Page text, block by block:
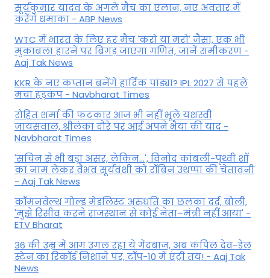
सूर्यकुमार यादव के अगले मैच का एलान, नए अवतार में
करेंगे धमाका - ABP News
WTC में भारत के लिए हर मैच 'करो या मरो' जैसा, एक भी
मुकाबला हारने पर बिगड़ जाएगा गण‍ित, जानें समीकरण -
Aaj Tak News
KKR के नए कप्तान बनेंगे हार्दिक पांड्या? IPL 2027 से पहले
मचा हड़कंप - Navbharat Times
रोहित शर्मा की फटकार आज भी नहीं भूले यशस्वी
जायसवाल, श्रीलंका दौरे पर आई अपने भैया की याद -
Navbharat Times
'सचिन से भी बड़ा असर, लेकिन...', व‍िनोद कांबली-पृथ्वी शॉ
का नाम लेकर वैभव सूर्यवंशी को रॉबिन उथप्पा की चेतावनी
- Aaj Tak News
कॉमनवेल्थ गोल्ड मे​डलिस्ट अरुंधति का छलका दर्द, बोली,
'मुझे रिसीव करने राजस्थान से कोई नेता–मंत्री नहीं आया' -
ETV Bharat
36 की उम्र में आग उगल रहा ये गेंदबाज, अब कपिल देव-डेल
स्टेन का रिकॉर्ड निशाने पर, टॉप-10 में एंट्री तय! - Aaj Tak
News